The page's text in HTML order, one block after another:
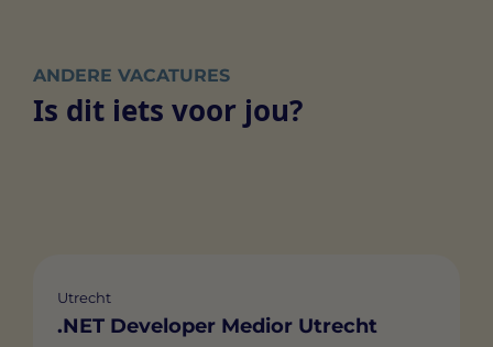
ANDERE VACATURES
Is dit iets voor jou?
Utrecht
.NET Developer Medior Utrecht